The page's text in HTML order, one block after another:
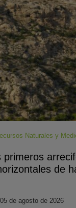
Naturales y
primeros
de
05 de agosto de 2026